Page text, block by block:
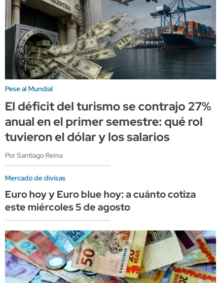
Pese al Mundial
El déficit del turismo se contrajo 27%
anual en el primer semestre: qué rol
tuvieron el dólar y los salarios
Por Santiago Reina
Mercado de divisas
Euro hoy y Euro blue hoy: a cuánto cotiza
este miércoles 5 de agosto